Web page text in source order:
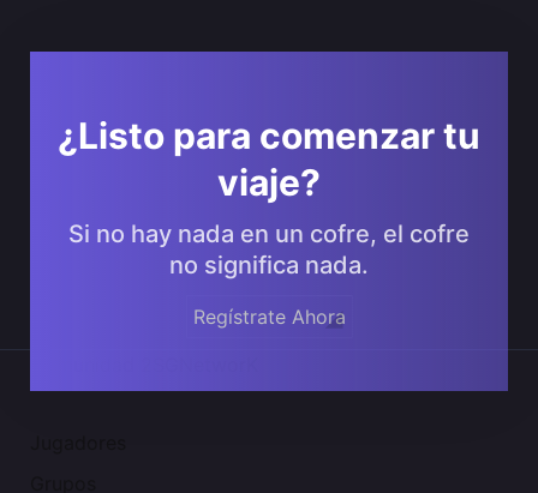
¿Listo para comenzar tu
viaje?
Si no hay nada en un cofre, el cofre
no significa nada.
Regístrate Ahora